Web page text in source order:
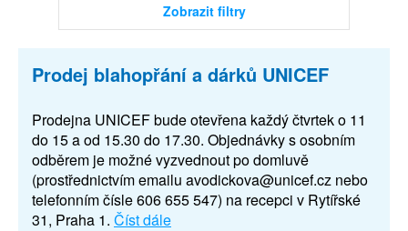
Zobrazit filtry
Prodej blahopřání a dárků UNICEF
Prodejna UNICEF bude otevřena každý čtvrtek o 11
do 15 a od 15.30 do 17.30. Objednávky s osobním
odběrem je možné vyzvednout po domluvě
(prostřednictvím emailu avodickova@unicef.cz nebo
telefonním čísle 606 655 547) na recepci v Rytířské
31, Praha 1. Číst dále